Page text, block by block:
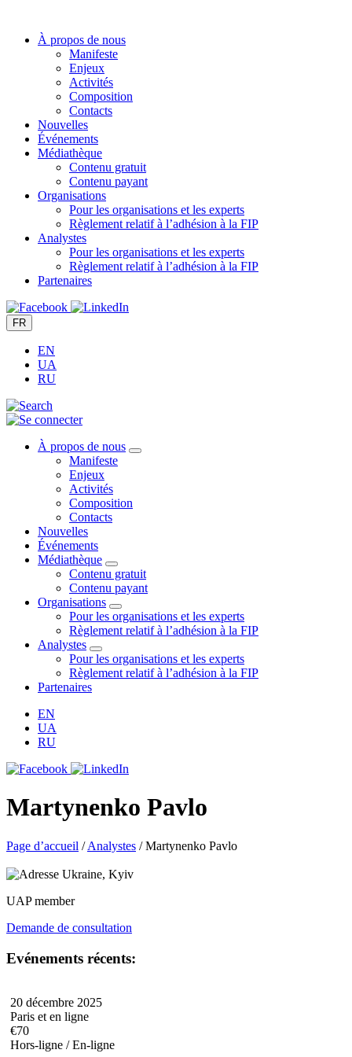
contenuÀ propos de nous
Manifeste
Enjeux
Activités
Composition
Contacts
Nouvelles
Événements
Médiathèque
Contenu gratuit
Contenu payant
Organisations
Pour les organisations et les experts
Règlement relatif à l’adhésion à la FIP
Analystes
Pour les organisations et les experts
Règlement relatif à l’adhésion à la FIP
Partenaires
FR
EN
UA
RU
À propos de nous
Manifeste
Enjeux
Activités
Composition
Contacts
Nouvelles
Événements
Médiathèque
Contenu gratuit
Contenu payant
Organisations
Pour les organisations et les experts
Règlement relatif à l’adhésion à la FIP
Analystes
Pour les organisations et les experts
Règlement relatif à l’adhésion à la FIP
Partenaires
EN
UA
RU
Martynenko Pavlo
Page d’accueil /Analystes /Martynenko Pavlo
Ukraine, Kyiv
UAP member
Demande de consultation
Evénements récents:
20 décembre 2025
Paris et en ligne
€70
Hors-ligne / En-ligne